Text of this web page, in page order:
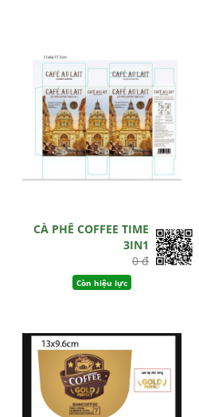
CÀ PHÊ COFFEE TIME
3IN1
0 đ
Còn hiệu lực